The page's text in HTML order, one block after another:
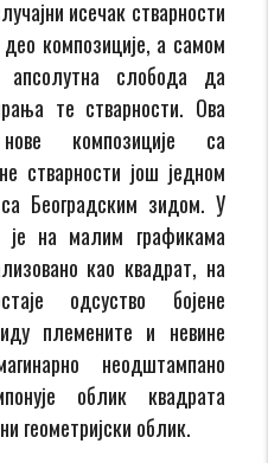
исечак стварности
композиције, а самом
апсолутна слобода да
те стварности. Ова
композиције са
стварности још једном
Београдским зидом. У
на малим графикама
као квадрат, на
одсуство бојене
племените и невине
неодштампано
облик квадрата
геометријски облик.